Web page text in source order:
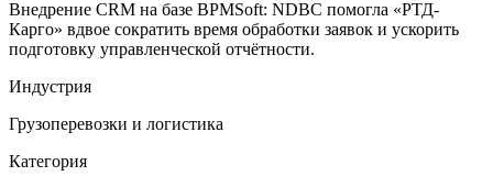
Внедрение CRM на базе BPMSoft: NDBC помогла «РТД-
Карго» вдвое сократить время обработки заявок и ускорить
подготовку управленческой отчётности.
Индустрия
Грузоперевозки и логистика
Категория